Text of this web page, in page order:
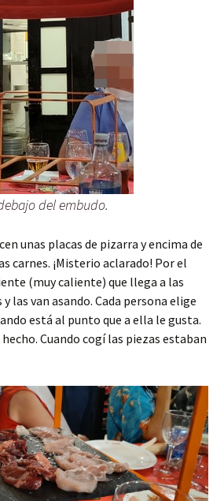
del embudo.
unas placas de pizarra y encima de
carnes. ¡Misterio aclarado! Por el
(muy caliente) que llega a las
las van asando. Cada persona elige
está al punto que a ella le gusta.
Cuando cogí las piezas estaban